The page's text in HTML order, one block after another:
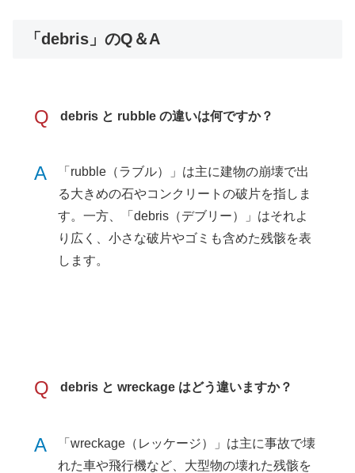
「debris」のQ＆A
Q debris と rubble の違いは何ですか？
A
「rubble（ラブル）」は主に建物の崩壊で出
る大きめの石やコンクリートの破片を指しま
す。一方、「debris（デブリー）」はそれよ
り広く、小さな破片やゴミも含めた残骸を表
します。
Q debris と wreckage はどう違いますか？
A
「wreckage（レッケージ）」は主に事故で壊
れた車や飛行機など、大型物の壊れた残骸を